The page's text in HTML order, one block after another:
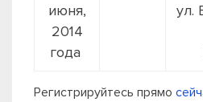
июня,
2014
года
ул.
Регистрируйтесь прямо